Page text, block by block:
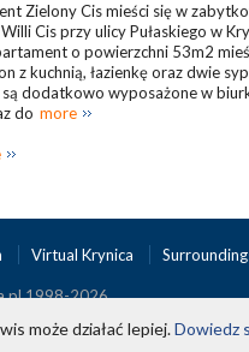
Zielony Cis mieści się w
Cis przy ulicy Pułaskiego w
o powierzchni 53m2
z kuchnią, łazienkę oraz dwie
są dodatkowo wyposażone w
do more
Virtual Krynica
1998-2026
może działać lepiej.Dowiedz